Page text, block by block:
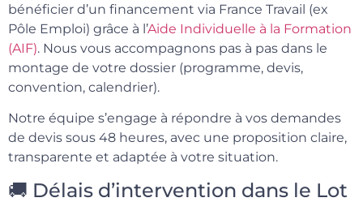
bénéficier d’un financement via France Travail (ex
Pôle Emploi) grâce à l’Aide Individuelle à la Formation
(AIF). Nous vous accompagnons pas à pas dans le
montage de votre dossier (programme, devis,
convention, calendrier).
Notre équipe s’engage à répondre à vos demandes
de devis sous 48 heures, avec une proposition claire,
transparente et adaptée à votre situation.
🚚 Délais d’intervention dans le Lot